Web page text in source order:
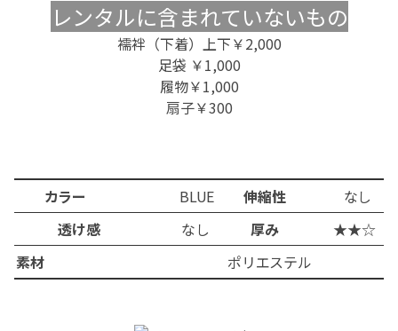
レンタルに含まれていないもの
襦袢（下着） 上下￥2,000
足袋 ￥1,000
履物 ￥1,000
扇子￥300
カラー BLUE 伸縮性
なし
透け感
なし 厚み
★★☆
素材
ポリエステル